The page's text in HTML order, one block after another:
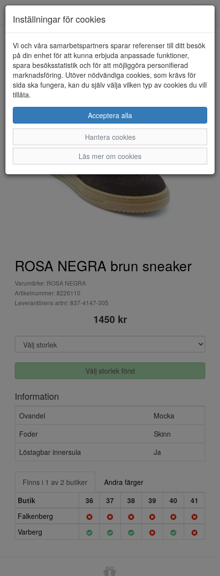
HEM ROSA NEGRA
ROSA NEGRA brun sneaker
Varumärke: ROSA NEGRA
Artikelnummer: 8226110
Leverantörens artnr: 837-4147-305
1450 kr
Välj storlek först
Information
Ovandel
Mocka
Foder
Skinn
Löstagbar innersula
Ja
Finns i 1 av 2 butiker
Andra färger
Butik
36 37 38 39 40
41
Falkenberg
Varberg
Inställningar för cookies
Vi och våra samarbetspartners sparar referenser till ditt besök
på din enhet för att kunna erbjuda anpassade funktioner,
spara besöksstatistik och för att möjliggöra personifierad
marknadsföring. Utöver nödvändiga cookies, som krävs för
sida ska fungera, kan du själv välja vilken typ av cookies du vill
tillåta.
Acceptera alla
Hantera cookies
Läs mer om cookies